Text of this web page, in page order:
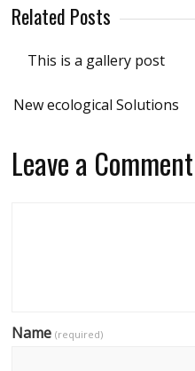
Related Posts
This is a gallery post
New ecological Solutions
Leave a Comment
Name(required)